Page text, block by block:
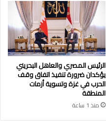
الرئيس المصري والعاهل البحريني
يؤكدان ضرورة تنفيذ اتفاق وقف
الحرب في غزة وتسوية أزمات
المنطقة
منذ 1 ساعة